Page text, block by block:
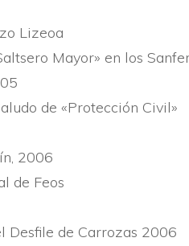
Lizeoa
Mayor» en los
de «Protección Civil»
2006
de Feos
Desfile de Carrozas 2006